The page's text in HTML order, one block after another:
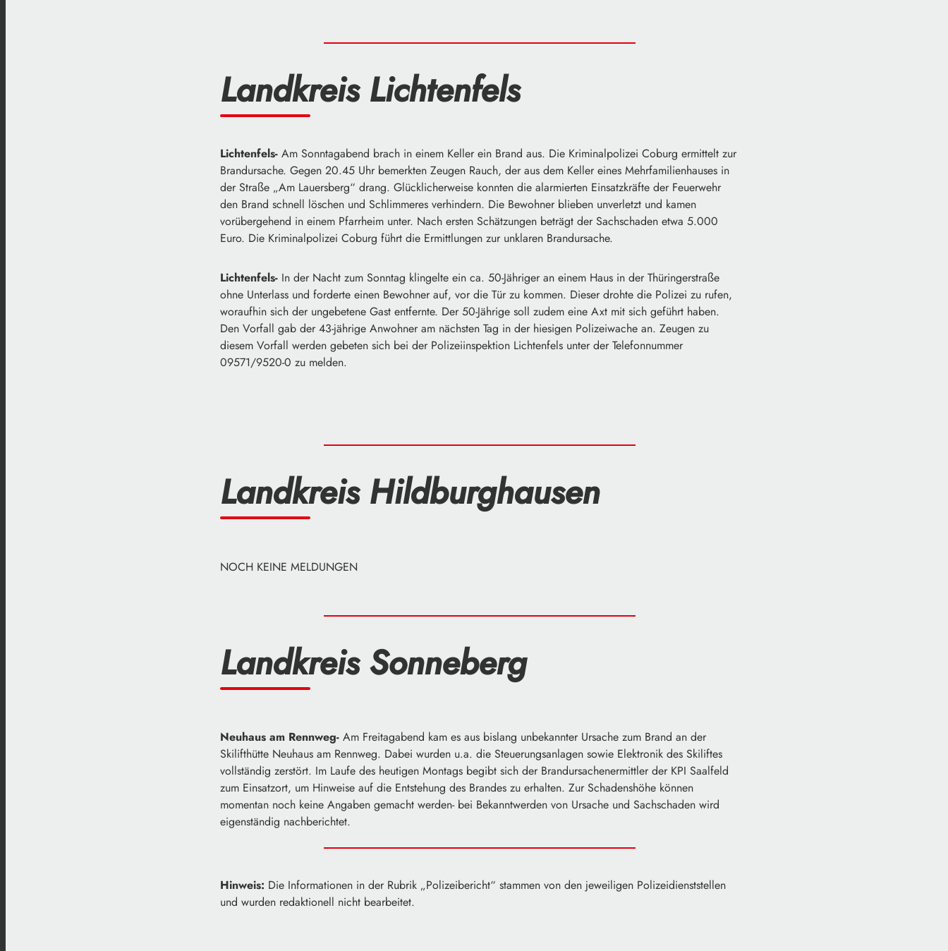
Landkreis Lichtenfels
Lichtenfels- Am Sonntagabend brach in einem Keller ein Brand aus. Die Kriminalpolizei Coburg ermittelt zur
Brandursache. Gegen 20.45 Uhr bemerkten Zeugen Rauch, der aus dem Keller eines Mehrfamilienhauses in
der Straße „Am Lauersberg“ drang. Glücklicherweise konnten die alarmierten Einsatzkräfte der Feuerwehr
den Brand schnell löschen und Schlimmeres verhindern. Die Bewohner blieben unverletzt und kamen
vorübergehend in einem Pfarrheim unter. Nach ersten Schätzungen beträgt der Sachschaden etwa 5.000
Euro. Die Kriminalpolizei Coburg führt die Ermittlungen zur unklaren Brandursache.
Lichtenfels- In der Nacht zum Sonntag klingelte ein ca. 50-Jähriger an einem Haus in der Thüringerstraße
ohne Unterlass und forderte einen Bewohner auf, vor die Tür zu kommen. Dieser drohte die Polizei zu rufen,
woraufhin sich der ungebetene Gast entfernte. Der 50-Jährige soll zudem eine Axt mit sich geführt haben.
Den Vorfall gab der 43-jährige Anwohner am nächsten Tag in der hiesigen Polizeiwache an. Zeugen zu
diesem Vorfall werden gebeten sich bei der Polizeiinspektion Lichtenfels unter der Telefonnummer
09571/9520-0 zu melden.
Landkreis Hildburghausen
NOCH KEINE MELDUNGEN
Landkreis Sonneberg
Neuhaus am Rennweg- Am Freitagabend kam es aus bislang unbekannter Ursache zum Brand an der
Skilifthütte Neuhaus am Rennweg. Dabei wurden u.a. die Steuerungsanlagen sowie Elektronik des Skiliftes
vollständig zerstört. Im Laufe des heutigen Montags begibt sich der Brandursachenermittler der KPI Saalfeld
zum Einsatzort, um Hinweise auf die Entstehung des Brandes zu erhalten. Zur Schadenshöhe können
momentan noch keine Angaben gemacht werden- bei Bekanntwerden von Ursache und Sachschaden wird
eigenständig nachberichtet.
Hinweis: Die Informationen in der Rubrik „Polizeibericht“ stammen von den jeweiligen Polizeidienststellen
und wurden redaktionell nicht bearbeitet.